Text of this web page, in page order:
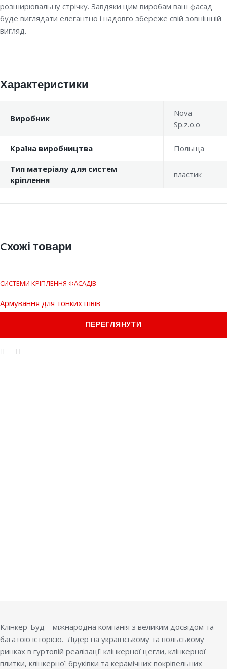
розширювальну стрічку. Завдяки цим виробам ваш фасад
буде виглядати елегантно і надовго збереже свій зовнішній
вигляд.
Характеристики
Виробник
Nova
Sp.z.o.o
Країна виробництва
Польща
Тип матеріалу для систем
кріплення
пластик
Cхожі товари
СИСТЕМИ КРІПЛЕННЯ ФАСАДІВ
Армування для тонких швів
ПЕРЕГЛЯНУТИ
Клінкер-Буд – міжнародна компанія з великим досвідом та
багатою історією. Лідер на українському та польському
ринках в гуртовій реалізації клінкерної цегли, клінкерної
плитки, клінкерної бруківки та керамічних покрівельних